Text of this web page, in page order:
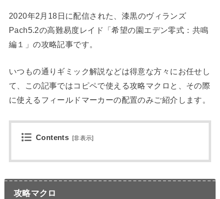
2020年2月18日に配信された、漆黒のヴィランズ
Pach5.2の高難易度レイド「希望の園エデン零式：共鳴
編１」の攻略記事です。
いつもの通りギミック解説などは得意な方々にお任せし
て、この記事ではコピペで使える攻略マクロと、その際
に使えるフィールドマーカーの配置のみご紹介します。
Contents [非表示]
攻略マクロ